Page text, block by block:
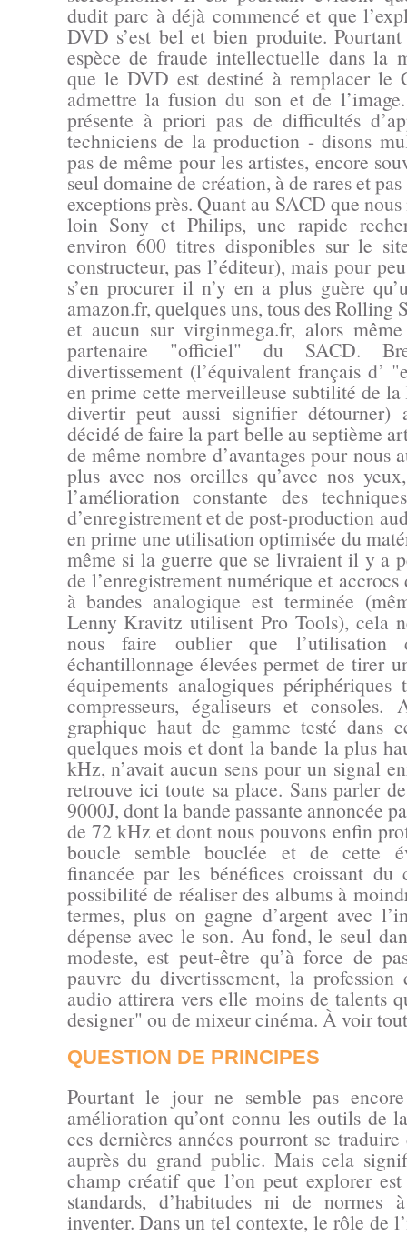
dudit parc à déjà commencé et que
DVD s’est bel et bien produite.
espèce de fraude intellectuelle dans la
que le DVD est destiné à remplacer le
admettre la fusion du son et de
présente à priori pas de difficultés
techniciens de la production - disons
pas de même pour les artistes, encore
seul domaine de création, à de rares et
exceptions près. Quant au SACD que
loin Sony et Philips, une rapide
environ 600 titres disponibles sur le
constructeur, pas l’éditeur), mais pour
s’en procurer il n’y en a plus guère
amazon.fr, quelques uns, tous des Rolling
et aucun sur virginmega.fr, alors
partenaire "officiel" du SACD.
divertissement (l’équivalent français d’
en prime cette merveilleuse subtilité de
divertir peut aussi signifier
décidé de faire la part belle au septième
de même nombre d’avantages pour nous
plus avec nos oreilles qu’avec nos
l’amélioration constante des
d’enregistrement et de post-production
en prime une utilisation optimisée du
même si la guerre que se livraient il y a
de l’enregistrement numérique et accrocs
à bandes analogique est terminée
Lenny Kravitz utilisent Pro Tools), cela
nous faire oublier que l’utilisation
échantillonnage élevées permet de tirer
équipements analogiques
compresseurs, égaliseurs et consoles.
graphique haut de gamme testé dans
quelques mois et dont la bande la plus
kHz, n’avait aucun sens pour un signal
retrouve ici toute sa place. Sans parler
9000J, dont la bande passante annoncée
de 72 kHz et dont nous pouvons enfin
boucle semble bouclée et de cette
financée par les bénéfices croissant du
possibilité de réaliser des albums à
termes, plus on gagne d’argent avec
dépense avec le son. Au fond, le seul
modeste, est peut-être qu’à force de
pauvre du divertissement, la profession
audio attirera vers elle moins de talents
designer" ou de mixeur cinéma. À voir
QUESTION DE PRINCIPES
Pourtant le jour ne semble pas
amélioration qu’ont connu les outils de
ces dernières années pourront se
auprès du grand public. Mais cela
champ créatif que l’on peut explorer
standards, d’habitudes ni de normes
inventer. Dans un tel contexte, le rôle de